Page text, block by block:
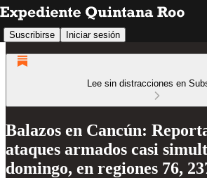
Suscribirse Iniciar sesión
Lee sin distracciones en
Balazos en Cancún:
ataques armados casi
domingo, en regiones 76,